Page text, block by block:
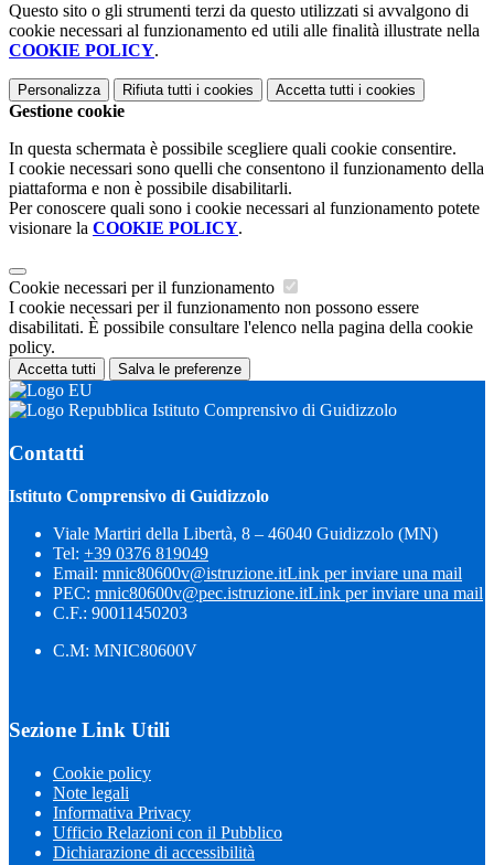
Questo sito o gli strumenti terzi da questo utilizzati si avvalgono di
cookie necessari al funzionamento ed utili alle finalità illustrate nella
COOKIE POLICY.
Personalizza Rifiuta tutti i cookies Accetta tutti i cookies
Gestione cookie
In questa schermata è possibile scegliere quali cookie consentire.
I cookie necessari sono quelli che consentono il funzionamento della
piattaforma e non è possibile disabilitarli.
Per conoscere quali sono i cookie necessari al funzionamento potete
visionare la COOKIE POLICY.
Cookie necessari per il funzionamento
I cookie necessari per il funzionamento non possono essere
disabilitati. È possibile consultare l'elenco nella pagina della cookie
policy.
Accetta tutti Salva le preferenze
Istituto Comprensivo di Guidizzolo
Contatti
Istituto Comprensivo di Guidizzolo
Viale Martiri della Libertà, 8 – 46040 Guidizzolo (MN)
Tel: +39 0376 819049
Email: mnic80600v@istruzione.itLink per inviare una mail
PEC: mnic80600v@pec.istruzione.itLink per inviare una mail
C.F.: 90011450203
C.M: MNIC80600V
Sezione Link Utili
Cookie policy
Note legali
Informativa Privacy
Ufficio Relazioni con il Pubblico
Dichiarazione di accessibilità